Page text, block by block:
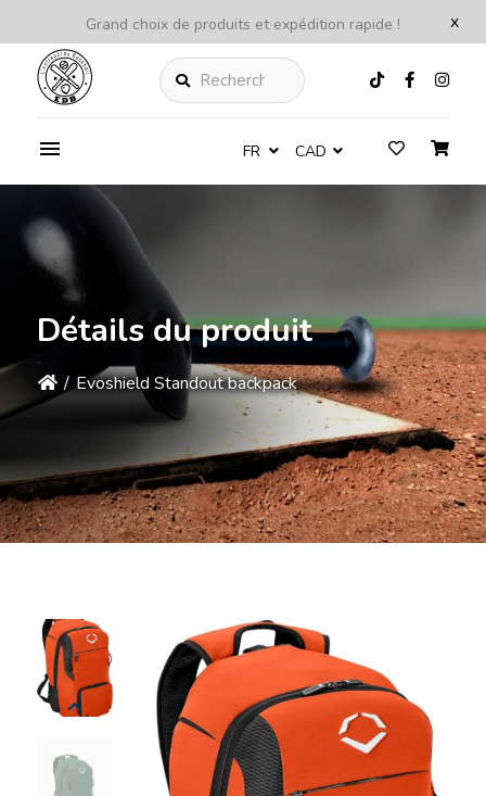
x
Grand choix de produits et expédition rapide !
Rechercher
FR CAD
Détails du produit
/ Evoshield Standout backpack